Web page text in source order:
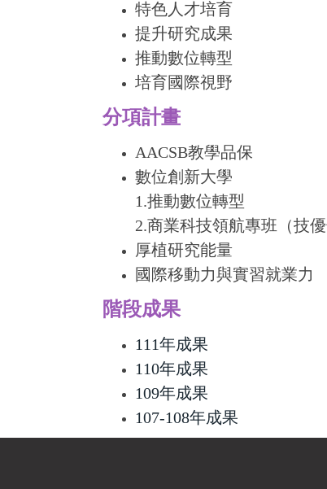
特色人才培育
提升研究成果
推動數位轉型
培育國際視野
分項計畫
AACSB教學品保
數位創新大學
1.推動數位轉型
2.商業科技領航專班（技
厚植研究能量
國際移動力與實習就業力
階段成果
111年成果
110年成果
109年成果
107-108年成果